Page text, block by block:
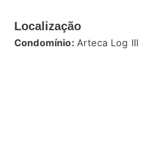
Localização
Condomínio: Arteca Log III